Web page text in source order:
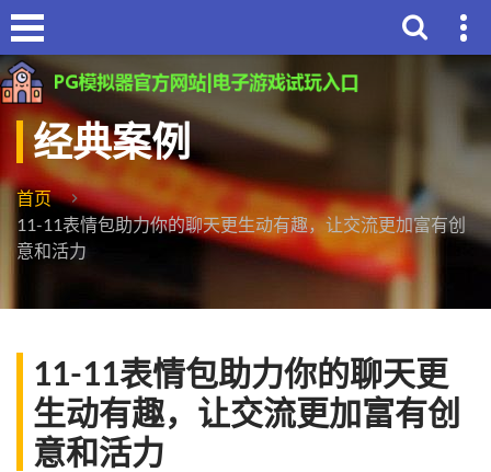
经典案例
首页
11-11表情包助力你的聊天更生动有趣，让交流更加富有创
意和活力
11-11表情包助力你的聊天更
生动有趣，让交流更加富有创
意和活力